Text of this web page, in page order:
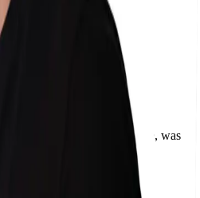
unterstützen? Spende, was